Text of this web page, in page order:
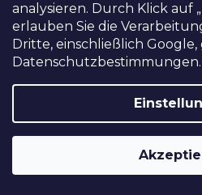
analysieren. Durch Klick auf
erlauben Sie die
Dritte, einschließlich
Datenschutzbestimmungen.
Die
durchschnittliche
Sternen.
€31,60
2,5 mm DC -
BMPCC Kabel,
Stromversorgung
AKTION